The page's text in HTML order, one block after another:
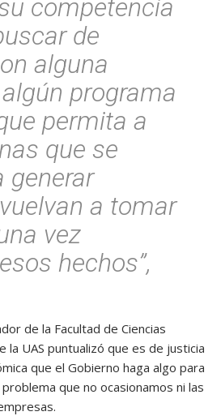
competencia
de
alguna
programa
permita a
que se
generar
a tomar
vez
hechos”,
de la Facultad de Ciencias
la UAS puntualizó que es de justicia
que el Gobierno haga algo para
que no ocasionamos ni las